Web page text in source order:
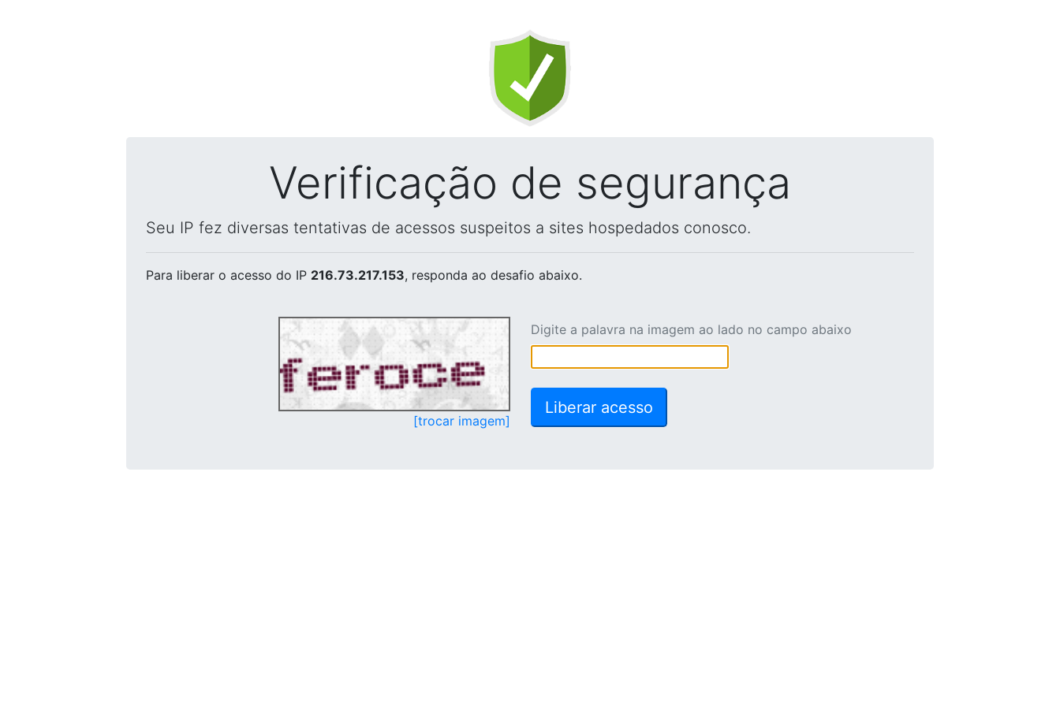
Verificação de segurança
Seu IP fez diversas tentativas de acessos suspeitos a sites hospedados conosco.
Para liberar o acesso do IP 216.73.217.153, responda ao desafio abaixo.
[trocar imagem]
Digite a palavra na imagem ao lado no campo abaixo